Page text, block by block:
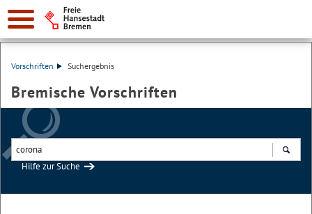
Vorschriften Suchergebnis
Bremische Vorschriften
Hilfe zur Suche